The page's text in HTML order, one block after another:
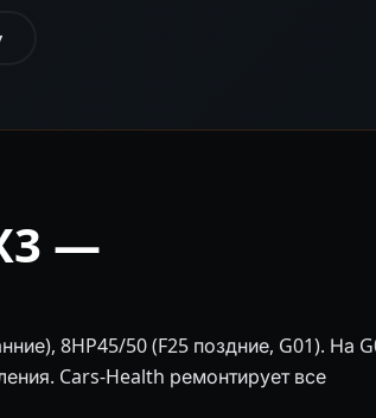
—
8HP45/50 (F25 поздние, G01). На
Cars-Health ремонтирует все